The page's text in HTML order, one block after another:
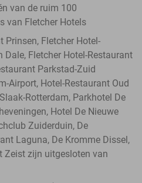
van de ruim 100
van Fletcher Hotels
Prinsen, Fletcher Hotel-
Dale, Fletcher Hotel-Restaurant
Parkstad-Zuid
Airport, Hotel-Restaurant Oud
Rotterdam, Parkhotel De
Hotel De Nieuwe
Zuiderduin, De
Laguna, De Kromme Dissel,
Zeist zijn uitgesloten van